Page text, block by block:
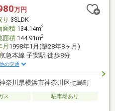
ます ━━━━━・・・物件の詳
ください。
万円
り 3SLDK
面積134.14m2
面積144.91m2
月 1998年1月(築28年8ヶ月)
急本線 子安駅 徒歩8分
の交通
奈川県横浜市神奈川区七島町
ス
駐車場あり